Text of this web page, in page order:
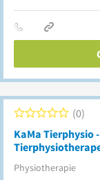
KaMa Tierphysio
Physiotherapie
0